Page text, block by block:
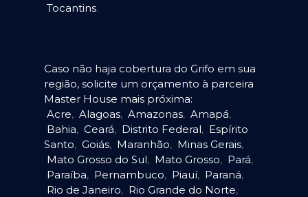
Tocantins.
Caso não haja cobertura do Grifo em sua
região, solicite um orçamento à parceira
Master House mais próxima:
Acre, Alagoas, Amazonas, Amapá,
Bahia, Ceará, Distrito Federal, Espírito
Santo, Goiás, Maranhão, Minas Gerais,
Mato Grosso do Sul, Mato Grosso, Pará,
Paraíba, Pernambuco, Piauí, Paraná,
Rio de Janeiro, Rio Grande do Norte,